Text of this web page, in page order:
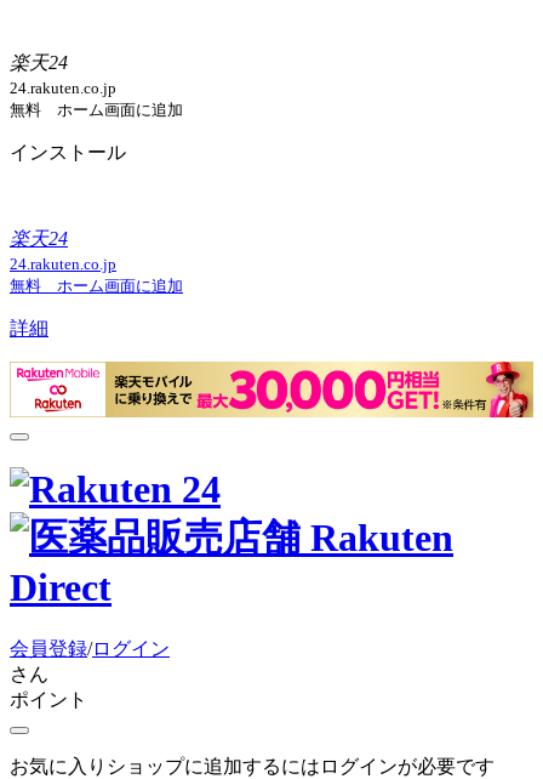
楽天24
24.rakuten.co.jp
無料 ホーム画面に追加
インストール
楽天24
24.rakuten.co.jp
無料 ホーム画面に追加
詳細
会員登録/ログイン
さん
ポイント
お気に入りショップに追加するにはログインが必要です